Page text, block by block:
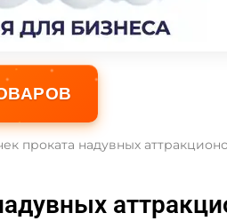
проката надувных